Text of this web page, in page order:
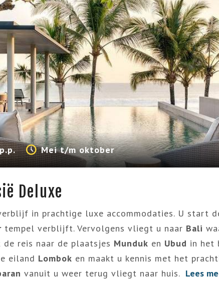
Mei t/m oktober
Deluxe
in prachtige luxe accommodaties. U start
tempel verblijft. Vervolgens vliegt u naar Bali
reis naar de plaatsjes Munduk en Ubud in het
eiland Lombok en maakt u kennis met het
vanuit u weer terug vliegt naar huis. Lees